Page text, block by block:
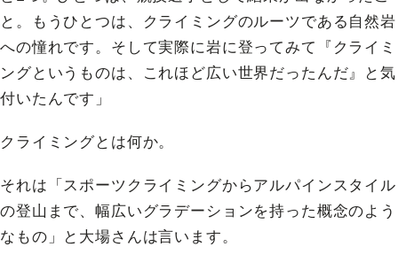
と。もうひとつは、クライミングのルーツである自然岩
への憧れです。そして実際に岩に登ってみて『クライミ
ングというものは、これほど広い世界だったんだ』と気
付いたんです」
クライミングとは何か。
それは「スポーツクライミングからアルパインスタイル
の登山まで、幅広いグラデーションを持った概念のよう
なもの」と大場さんは言います。